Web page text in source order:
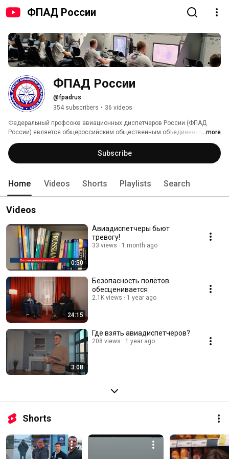
ФПАД России
ФПАД России
@fpadrus
354 subscribers • 36 videos
Федеральный профсоюз авиационных диспетчеров России (ФПАД
России) является общероссийским общественным объединением. ...more
Subscribe
Home Videos Shorts Playlists Search
Videos
0:50
Авиадиспетчеры бьют
тревогу!
33 views 1 month ago
24:15
Безопасность полётов
обесценивается
2.1K views 1 year ago
3:08
Где взять авиадиспетчеров?
208 views 1 year ago
Shorts